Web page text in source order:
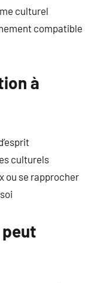
culturel
compatible
à
culturels
ou se rapprocher
peut